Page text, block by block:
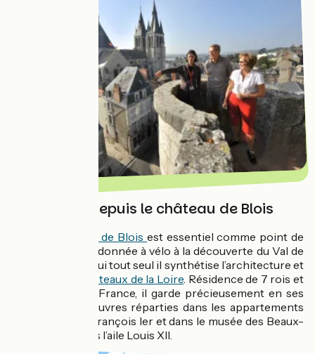
Panorama depuis le château de Blois
château royal de Blois est essentiel comme point de
départ à une randonnée à vélo à la découverte du Val de
Loire. En effet, à lui tout seul il synthétise l’architecture et
châteaux de la Loire. Résidence de 7 rois et
de 10 reines de France, il garde précieusement en ses
murs 30 000 œuvres réparties dans les appartements
royaux de l’aile François Ier et dans le musée des Beaux-
Arts installé dans l’aile Louis XII.